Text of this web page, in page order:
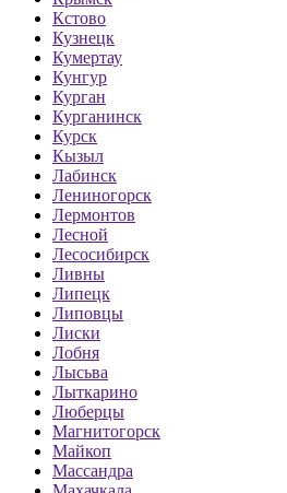
Кстово
Кузнецк
Кумертау
Кунгур
Курган
Курганинск
Курск
Кызыл
Лабинск
Лениногорск
Лермонтов
Лесной
Лесосибирск
Ливны
Липецк
Липовцы
Лиски
Лобня
Лысьва
Лыткарино
Люберцы
Магнитогорск
Майкоп
Массандра